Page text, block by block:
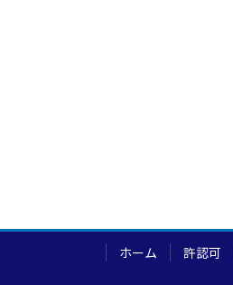
ホーム 許認可